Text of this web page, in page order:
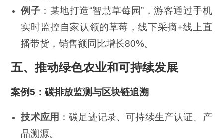
例子 ：某地打造“智慧草莓园”，游客通过手机
实时监控自家认领的草莓，线下采摘+线上直
播带货，销售额同比增长80%。
五、推动绿色农业和可持续发展
案例5：碳排放监测与区块链追溯
技术应用 ：碳足迹记录、可持续生产认证、产
品溯源。